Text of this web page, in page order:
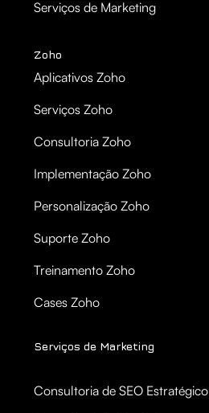
Serviços de Marketing
Zoho
Aplicativos Zoho
Serviços Zoho
Consultoria Zoho
Implementação Zoho
Personalização Zoho
Suporte Zoho
Treinamento Zoho
Cases Zoho
Serviços de Marketing
Consultoria de SEO Estratégico